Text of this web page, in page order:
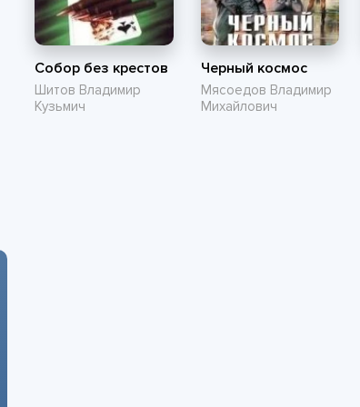
Собор без крестов
Шитов Владимир
Кузьмич
Черный космос
Мясоедов Владимир
Михайлович